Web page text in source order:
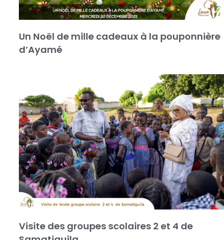
Un Noël de mille cadeaux à la pouponnière
d’Ayamé
Visite des groupes scolaires 2 et 4 de